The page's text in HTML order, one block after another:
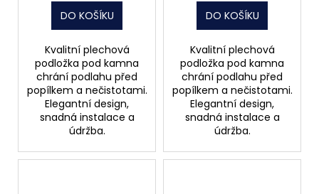
DO KOŠÍKU
Kvalitní plechová
podložka pod kamna
chrání podlahu před
popílkem a nečistotami.
Elegantní design,
snadná instalace a
údržba.
DO KOŠÍKU
Kvalitní plechová
podložka pod kamna
chrání podlahu před
popílkem a nečistotami.
Elegantní design,
snadná instalace a
údržba.